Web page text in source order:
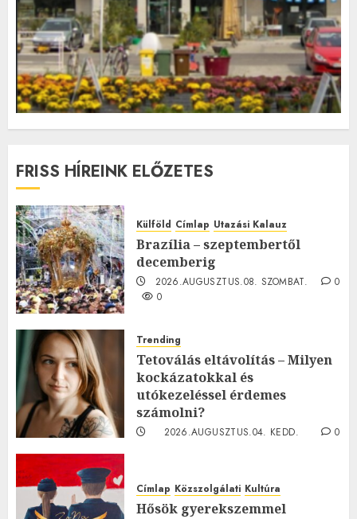
FRISS HÍREINK ELŐZETES
Külföld Címlap Utazási Kalauz
Brazília – szeptembertől
decemberig
2026.AUGUSZTUS.08. SZOMBAT.
0
0
Trending
Tetoválás eltávolítás – Milyen
kockázatokkal és
utókezeléssel érdemes
számolni?
2026.AUGUSZTUS.04. KEDD.
0
Címlap Közszolgálati Kultúra
Hősök gyerekszemmel